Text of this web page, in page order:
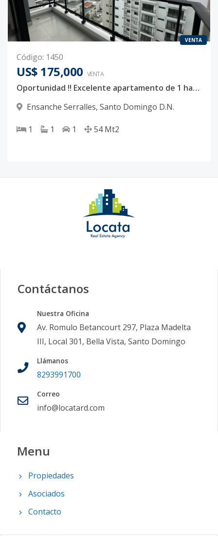
VENTA
Código: 1450
US$ 175,000 VENTA
Oportunidad !! Excelente apartamento de 1 habitación amueblado ideal para inversion !!
Ensanche Serralles, Santo Domingo D.N.
1 1 1 54 Mt2
Contáctanos
Nuestra Oficina
Av. Romulo Betancourt 297, Plaza Madelta
III, Local 301, Bella Vista, Santo Domingo
Llámanos
8293991700
Correo
info@locatard.com
Menu
Propiedades
Asociados
Contacto